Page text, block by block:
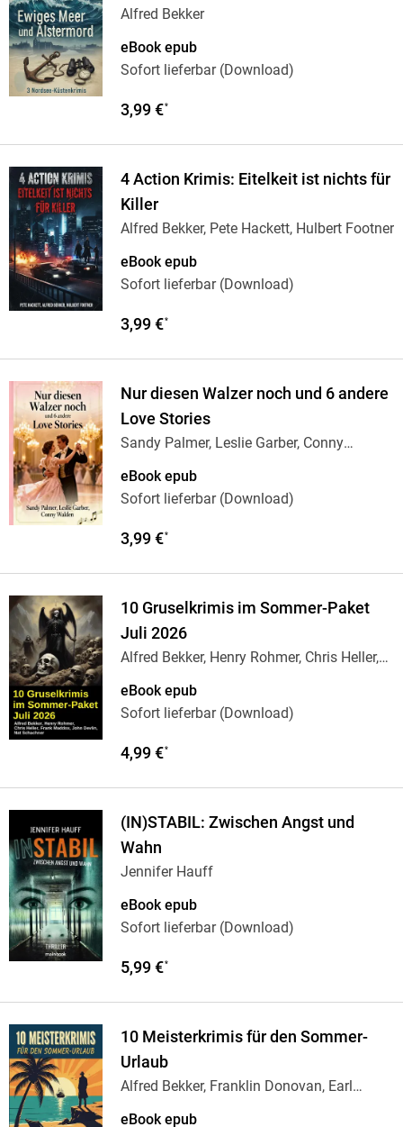
Alfred Bekker
eBook epub
Sofort lieferbar (Download)
3,99 €*
4 Action Krimis: Eitelkeit ist nichts für
Killer
Alfred Bekker, Pete Hackett, Hulbert Footner
eBook epub
Sofort lieferbar (Download)
3,99 €*
Nur diesen Walzer noch und 6 andere
Love Stories
Sandy Palmer, Leslie Garber, Conny
eBook epub
Sofort lieferbar (Download)
3,99 €*
10 Gruselkrimis im Sommer-Paket
Juli 2026
Alfred Bekker, Henry Rohmer, Chris Heller,
eBook epub
Sofort lieferbar (Download)
4,99 €*
(IN)STABIL: Zwischen Angst und
Wahn
Jennifer Hauff
eBook epub
Sofort lieferbar (Download)
5,99 €*
10 Meisterkrimis für den Sommer-
Urlaub
Alfred Bekker, Franklin Donovan, Earl
eBook epub